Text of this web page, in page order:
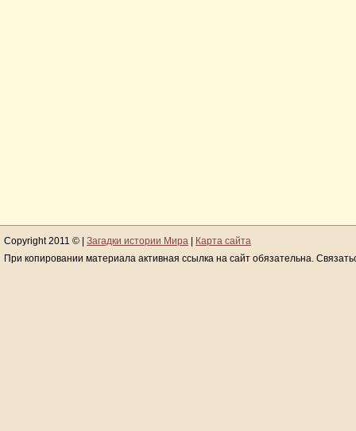
Copyright 2011 © | Загадки истории Мира
Карта сайта
При копировании материала активная ссылка на сайт обязательна.